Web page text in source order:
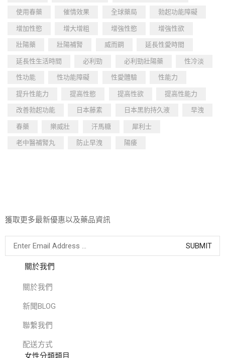
使用春藥 催情效果 全球藥局 勃起功能障礙
增加性慾 增大增粗 增強性慾 增強性欲
壯陽藥 壯陽補腎 威而鋼 延長性愛時間
延長性生活時間 必利勁 必利勁壯陽藥 性冷淡
性功能 性功能障礙 性愛體驗 性能力
提升性能力 提高性慾 提高性欲 提高性能力
改善勃起功能 日本藤素 日本黑豹持久液 早洩
春藥 樂威壯 汗馬糖 犀利士
老中醫補腎丸 防止早洩 陽痿
獲取更多最新優惠以及藥品資訊
關於我們
關於我們
新聞BLOG
聯繫我們
配送方式
女性分類類目